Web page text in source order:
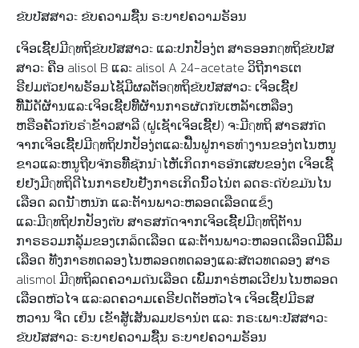
ຂัບປัສສາວะ ຂัບຄວາມຊືັນ ຣะບາຢຄວາມຣັອນ
ເຈິອເຊີັຢມີฤທຖິຂัບປัສສາວะ ແລะປກປັອງ່ຕ ສາຣອອກฤທຖິຂัບປัສ
ສາວะ ຄືອ alisol B ແລะ alisol A 24-acetate ວິຖີກາຣເຕ
ຣີຢມຕัວຢາພຣັອມໄຊັມີຜລຕັອฤທຖິຂัບປัສສາວะ ເຈິອເຊີັຢ
ທີັ່ມັ່ດັຜັານແລะເຈິອເຊີັຢທີັຜັານກາຣຜัດກัບເຫລັາເຫລືອງ
ຫຣືອຄัັວກัບຣำຂັາວສາລີ (ຝູເຊັາເຈິອເຊີັຢ) ຈะມີฤທຖິ ສາຣສກัດ
ຈາກເຈິອເຊີັຢມີฤທຖິປກປັອງ່ຕແລะຟືັນຟູກາຣທำງານຂອງ່ຕໄນຫນູ
ຂາວແລะຫນູຖີບຈัກຣທີັຊัກນำໄຫັເກິດກາຣອัກເສບຂອງ່ຕ ເຈິອເຊີັ
ຢຢัງມີฤທຖິດີໄນກາຣຢัບຢัັງກາຣເກິດນິັວໄນ່ຕ ລດຣะດัບ່ຂມัນໄນ
ເລືອດ ລດນັำຫນัກ ແລะຕັານພາວะຫລອດເລືອດແຂ็ງ
ແລะມີฤທຖິປກປັອງຕัບ ສາຣສກัດຈາກເຈິອເຊີັຢມີฤທຖິຕັານ
ກາຣຣວມກລຸັມຂອງເກລ็ດເລືອດ ແລะຕັານພາວะຫລອດເລືອດມີລິັມ
ເລືອດ ທัັງກາຣທດລອງໄນຫລອດທດລອງແລะສัຕວທດລອງ ສາຣ
alismol ມີฤທຖິລດຄວາມດัນເລືອດ ເພິັມກາຣ່ຫລເວີຢນໄນຫລອດ
ເລືອດຫัວໄຈ ແລะລດຄວາມເຄຣີຢດຕັອຫัວໄຈ ເຈິອເຊີັຢມີຣສ
ຫວານ ຈືດ ເຢ็ນ ເຂັາສູັເສັນລມປຣານ່ຕ ແລะ ກຣะເພາะປัສສາວะ
ຂัບປัສສາວะ ຣะບາຢຄວາມຊືັນ ຣะບາຢຄວາມຣັອນ